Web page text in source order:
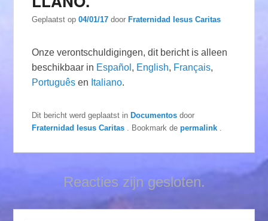
Geplaatst op04/01/17 doorFraternidad Iesus Caritas
Onze verontschuldigingen, dit bericht is alleen
beschikbaar in Español , English, Français,
Português en Italiano.
Dit bericht werd geplaatst inDocumentos door
Fraternidad Iesus Caritas
. Bookmark depermalink
Reacties zijn gesloten.